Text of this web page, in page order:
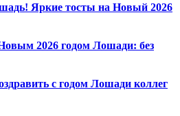
Яркие тосты на Новый 2026
2026 годом Лошади: без
с годом Лошади коллег